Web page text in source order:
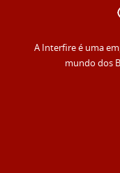
A Interfire é uma
mundo dos